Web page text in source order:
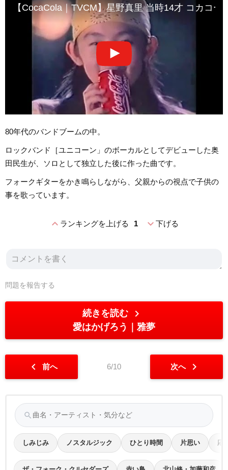
【CocaCola｜TVCM】星野真里 当時14才 コカコ
80年代のバンドブームの中。
ロックバンド［ユニコーン」のボーカルとしてデビューした奥
田民生が、ソロとして独立した後に作った曲です。
フォークギターをかき鳴らしながら、父親からの視点で子供の
事を歌っています。
expand_lessランキングを上げる 1 expand_more下げる
問題を報告する
続きを読む chevron_right
愛はかげろう 雅夢
chevron_left 前へ 6/10 次へ chevron_right
search
しみじみ ノスタルジック ひとり時間 片思い 応